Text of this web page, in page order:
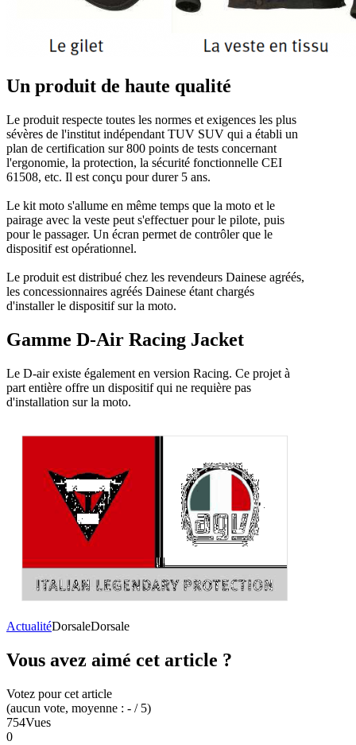
Un produit de haute qualité
Le produit respecte toutes les normes et exigences les plus
sévères de l'institut indépendant TUV SUV qui a établi un
plan de certification sur 800 points de tests concernant
l'ergonomie, la protection, la sécurité fonctionnelle CEI
61508, etc. Il est conçu pour durer 5 ans.
Le kit moto s'allume en même temps que la moto et le
pairage avec la veste peut s'effectuer pour le pilote, puis
pour le passager. Un écran permet de contrôler que le
dispositif est opérationnel.
Le produit est distribué chez les revendeurs Dainese agréés,
les concessionnaires agréés Dainese étant chargés
d'installer le dispositif sur la moto.
Gamme D-Air Racing Jacket
Le D-air existe également en version Racing. Ce projet à
part entière offre un dispositif qui ne requière pas
d'installation sur la moto.
ActualitéDorsaleDorsale
Vous avez aimé cet article ?
Votez pour cet article
(aucun vote, moyenne : - / 5)
754Vues
0